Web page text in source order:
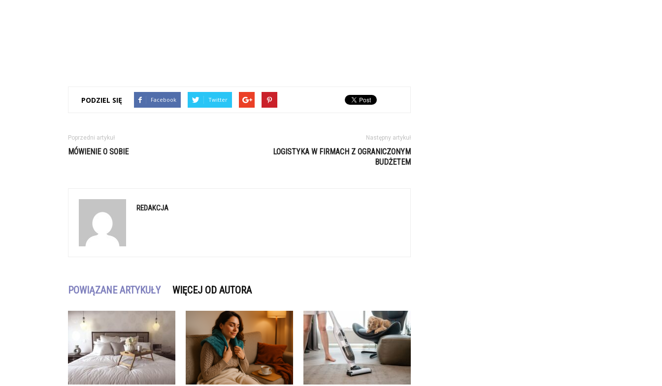
PODZIEL SIĘ Facebook Twitter
Poprzedni artykuł
MÓWIENIE O SOBIE
Następny artykuł
LOGISTYKA W FIRMACH Z OGRANICZONYM
BUDŻETEM
REDAKCJA
POWIĄZANE ARTYKUŁY WIĘCEJ OD AUTORA